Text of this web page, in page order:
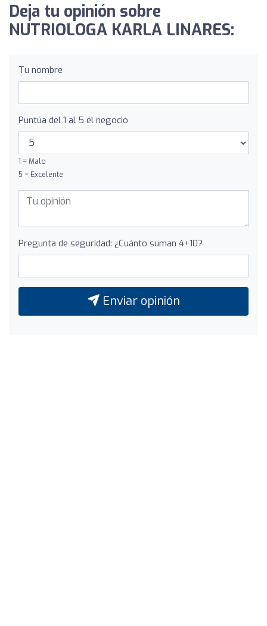
Deja tu opinión sobre
NUTRIOLOGA KARLA LINARES:
Tu nombre
Puntúa del 1 al 5 el negocio
1 = Malo
5 = Excelente
Pregunta de seguridad: ¿Cuánto suman 4+10?
Enviar opinión